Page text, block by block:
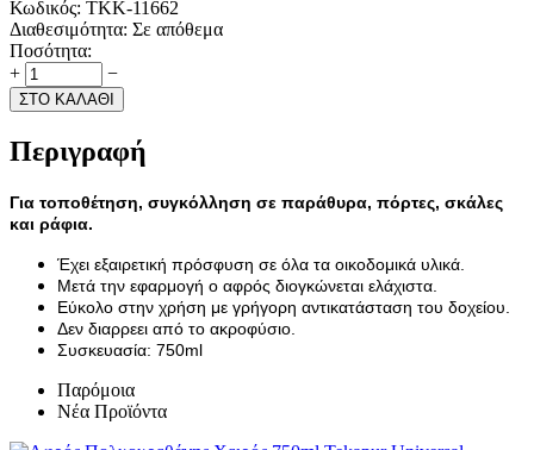
Κωδικός: TKK-11662
Διαθεσιμότητα: Σε απόθεμα
Ποσότητα:
+
−
ΣΤΟ ΚΑΛΑΘΙ
Περιγραφή
Για τοποθέτηση, συγκόλληση σε παράθυρα, πόρτες, σκάλες
και ράφια.
Έχει εξαιρετική πρόσφυση σε όλα τα οικοδομικά υλικά.
Μετά την εφαρμογή ο αφρός διογκώνεται ελάχιστα.
Εύκολο στην χρήση με γρήγορη αντικατάσταση του δοχείου.
Δεν διαρρεει από το ακροφύσιο.
Συσκευασία: 750ml
Παρόμοια
Νέα Προϊόντα